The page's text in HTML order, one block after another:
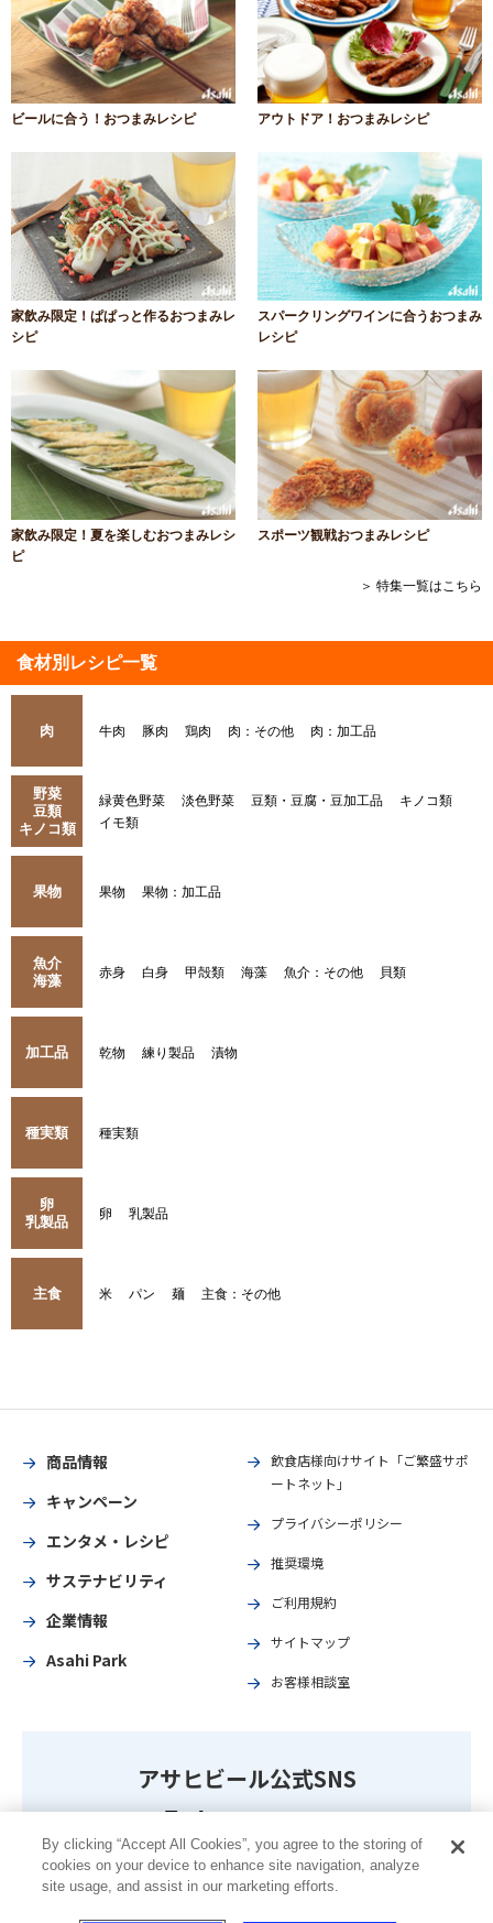
ビールに合う！おつまみレシピ アウトドア！おつまみレシピ
家飲み限定！ぱぱっと作るおつまみレ
シピ
スパークリングワインに合うおつまみ
レシピ
家飲み限定！夏を楽しむおつまみレシ
ピ
スポーツ観戦おつまみレシピ
＞ 特集一覧はこちら
食材別レシピ一覧
肉 牛肉 豚肉 鶏肉 肉：その他 肉：加工品
野菜
豆類
キノコ類
緑黄色野菜 淡色野菜 豆類・豆腐・豆加工品
キノコ類
イモ類
果物 果物 果物：加工品
魚介
海藻
赤身 白身 甲殻類 海藻 魚介：その他 貝類
加工品 乾物 練り製品 漬物
種実類 種実類
卵
乳製品
卵 乳製品
主食 米 パン 麺 主食：その他
商品情報
キャンペーン
エンタメ・レシピ
サステナビリティ
企業情報
Asahi Park
飲食店様向けサイト「ご繁盛サポ
ートネット」
プライバシーポリシー
推奨環境
ご利用規約
サイトマップ
お客様相談室
アサヒビール公式SNS
最新商品やキャンペーン情報、CMやメイキング動画などを掲載
By clicking “Accept All Cookies”, you agree to the storing of
cookies on your device to enhance site navigation, analyze
site usage, and assist in our marketing efforts.